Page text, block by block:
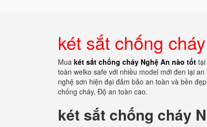
két sắt chống
Mua két sắt chống cháy Nghệ An nào tốt
toàn welko safe với nhiều model mới đen lại
nghệ sơn hiện đại đảm bảo an toàn và bền
chống cháy, Độ an toàn cao.
két sắt chống cháy